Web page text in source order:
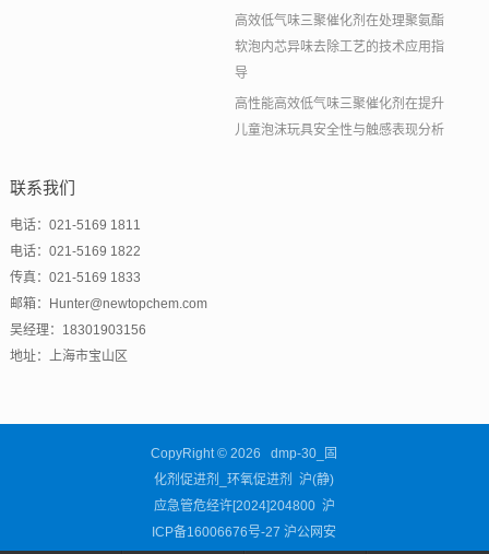
高效低气味三聚催化剂在处理聚氨酯
软泡内芯异味去除工艺的技术应用指
导
高性能高效低气味三聚催化剂在提升
儿童泡沫玩具安全性与触感表现分析
联系我们
电话：021-5169 1811
电话：021-5169 1822
传真：021-5169 1833
邮箱：Hunter@newtopchem.com
吴经理：18301903156
地址：上海市宝山区
CopyRight © 2026 dmp-30_固
化剂促进剂_环氧促进剂 沪(静)
应急管危经许[2024]204800 沪
ICP备16006676号-27 沪公网安